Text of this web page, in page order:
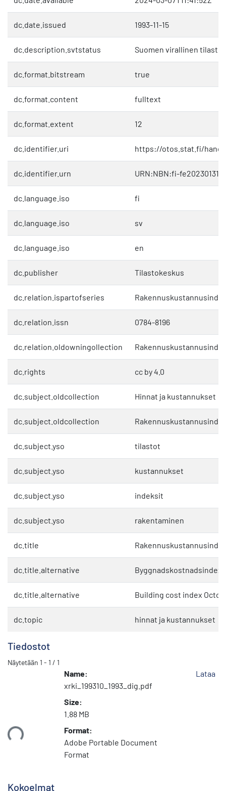
dc.date.issued 1993-11-15
dc.description.svtstatus Suomen virallinen tilasto
dc.format.bitstream true
dc.format.content fulltext
dc.format.extent 12
dc.identifier.uri https://otos.stat.fi/
dc.identifier.urn URN:NBN:fi-
dc.language.iso fi
dc.language.iso sv
dc.language.iso en
dc.publisher Tilastokeskus
dc.relation.ispartofseries
dc.relation.issn 0784-8196
dc.relation.oldowningollection
dc.rights cc by 4.0
dc.subject.oldcollection Hinnat ja kustannukset
dc.subject.oldcollection
dc.subject.yso tilastot
dc.subject.yso kustannukset
dc.subject.yso indeksit
dc.subject.yso rakentaminen
dc.title
dc.title.alternative Byggnadskostnadsindex
dc.title.alternative Building cost index
dc.topic hinnat ja kustannukset
Tiedostot
Näytetään 1 - 1 / 1
Name:
xrki_199310_1993_dig.pdf
Size:
1.88 MB
Format:
Adobe Portable Document
Format
Lataa
Kokoelmat